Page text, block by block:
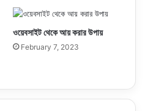
ওয়েবসাইট থেকে আয় করার উপায়
February 7, 2023